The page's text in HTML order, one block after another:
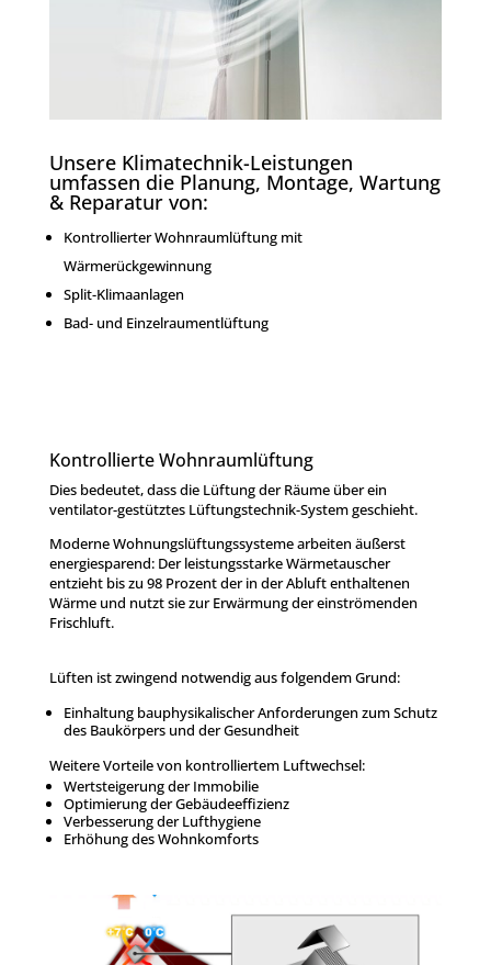
Unsere Klimatechnik-Leistungen
umfassen die Planung, Montage, Wartung
& Reparatur von:
Kontrollierter Wohnraumlüftung mit
Wärmerückgewinnung
Split-Klimaanlagen
Bad- und Einzelraumentlüftung
Kontrollierte Wohnraumlüftung
Dies bedeutet, dass die Lüftung der Räume über ein
ventilator-gestütztes Lüftungstechnik-System geschieht.
Moderne Wohnungslüftungssysteme arbeiten äußerst
energiesparend: Der leistungsstarke Wärmetauscher
entzieht bis zu 98 Prozent der in der Abluft enthaltenen
Wärme und nutzt sie zur Erwärmung der einströmenden
Frischluft.
Lüften ist zwingend notwendig aus folgendem Grund:
Einhaltung bauphysikalischer Anforderungen zum Schutz
des Baukörpers und der Gesundheit
Weitere Vorteile von kontrolliertem Luftwechsel:
Wertsteigerung der Immobilie
Optimierung der Gebäudeeffizienz
Verbesserung der Lufthygiene
Erhöhung des Wohnkomforts